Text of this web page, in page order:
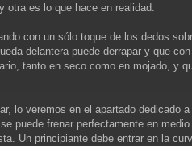
otra es lo que hace en realidad.
con un sólo toque de los dedos
delantera puede derrapar y que
tanto en seco como en mojado,
lo veremos en el apartado
puede frenar perfectamente en
Un principiante debe entrar en la